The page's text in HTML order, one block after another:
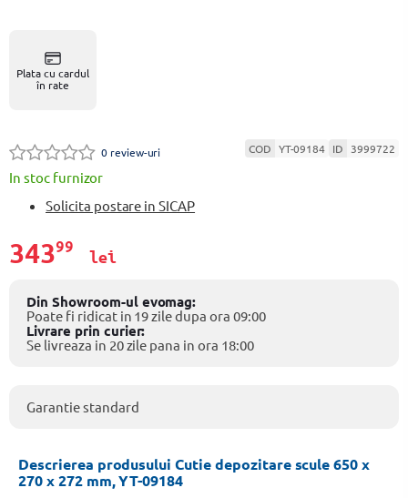
Plata cu cardul
în rate
0 review-uri COD YT-09184 ID 3999722
In stoc furnizor
Solicita postare in SICAP
34399
lei
Din Showroom-ul evomag:
Poate fi ridicat in 19 zile dupa ora 09:00
Livrare prin curier:
Se livreaza in 20 zile pana in ora 18:00
Garantie standard
Descrierea produsului Cutie depozitare scule 650 x
270 x 272 mm, YT-09184